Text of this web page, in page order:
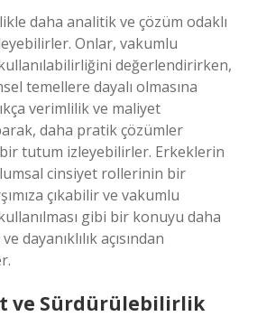
daha analitik ve çözüm odaklı
Onlar, vakumlu
değerlendirirken,
temellere dayalı olmasına
verimlilik ve maliyet
daha pratik çözümler
tutum izleyebilirler. Erkeklerin
cinsiyet rollerinin bir
çıkabilir ve vakumlu
gibi bir konuyu daha
dayanıklılık açısından
ve Sürdürülebilirlik